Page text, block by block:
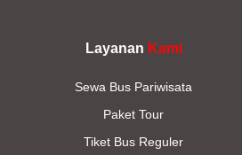
Layanan Kami
Sewa Bus Pariwisata
Paket Tour
Tiket Bus Reguler